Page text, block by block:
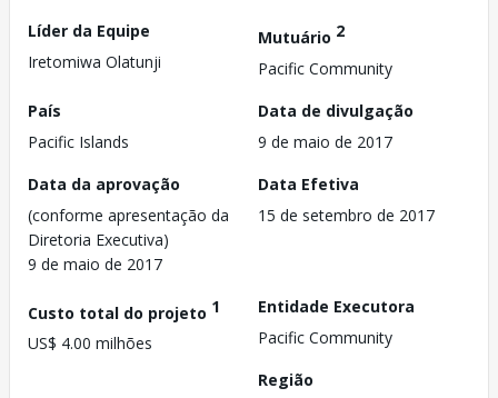
Líder da Equipe
Iretomiwa Olatunji
Mutuário 2
Pacific Community
País
Pacific Islands
Data de divulgação
9 de maio de 2017
Data da aprovação
(conforme apresentação da
Diretoria Executiva)
9 de maio de 2017
Data Efetiva
15 de setembro de 2017
Custo total do projeto 1
US$ 4.00 milhões
Entidade Executora
Pacific Community
Região